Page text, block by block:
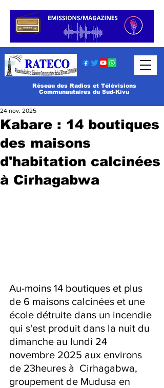
Réseau des Radios et Télévisions
Communautaires du Sud-Kivu
Kabare : 14 boutiques
des maisons
d'habitation calcinées
à Cirhagabwa
24 nov. 2025
Au-moins 14 boutiques et plus
de 6 maisons calcinées et une
école détruite dans un incendie
qui s'est produit dans la nuit du
dimanche au lundi 24
novembre 2025 aux environs
de 23heures à  Cirhagabwa,
groupement de Mudusa en